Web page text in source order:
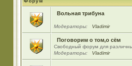
Вольная трибуна
Модераторы: Vladimir
Поговорим о том,о сём
Свободный форум для
Модераторы:
Vladimir